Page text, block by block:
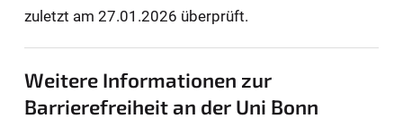
zuletzt am 27.01.2026 überprüft.
Weitere Informationen zur
Barrierefreiheit an der Uni Bonn